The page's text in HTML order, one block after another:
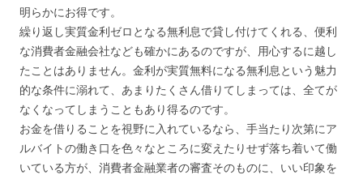
明らかにお得です。
繰り返し実質金利ゼロとなる無利息で貸し付けてくれる、便利
な消費者金融会社なども確かにあるのですが、用心するに越し
たことはありません。金利が実質無料になる無利息という魅力
的な条件に溺れて、あまりたくさん借りてしまっては、全てが
なくなってしまうこともあり得るのです。
お金を借りることを視野に入れているなら、手当たり次第にア
ルバイトの働き口を色々なところに変えたりせず落ち着いて働
いている方が、消費者金融業者の審査そのものに、いい印象を